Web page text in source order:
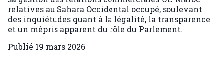
relatives au Sahara Occidental occupé, soulevant
des inquiétudes quant à la légalité, la transparence
et un mépris apparent du rôle du Parlement.
Publié 19 mars 2026